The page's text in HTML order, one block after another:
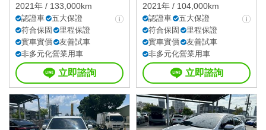
2021年 / 133,000km
認證車
五大保證
符合保固
里程保證
實車實價
友善試車
非多元化營業用車
立即諮詢
2021年 / 104,000km
認證車
五大保證
符合保固
里程保證
實車實價
友善試車
非多元化營業用車
立即諮詢